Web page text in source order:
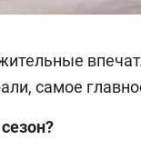
самое